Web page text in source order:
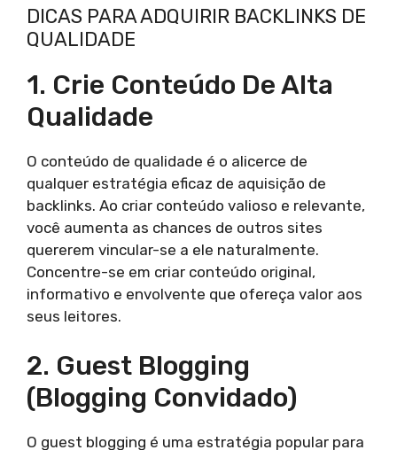
DICAS PARA ADQUIRIR BACKLINKS DE
QUALIDADE
1. Crie Conteúdo De Alta
Qualidade
O conteúdo de qualidade é o alicerce de
qualquer estratégia eficaz de aquisição de
backlinks. Ao criar conteúdo valioso e relevante,
você aumenta as chances de outros sites
quererem vincular-se a ele naturalmente.
Concentre-se em criar conteúdo original,
informativo e envolvente que ofereça valor aos
seus leitores.
2. Guest Blogging
(Blogging Convidado)
O guest blogging é uma estratégia popular para